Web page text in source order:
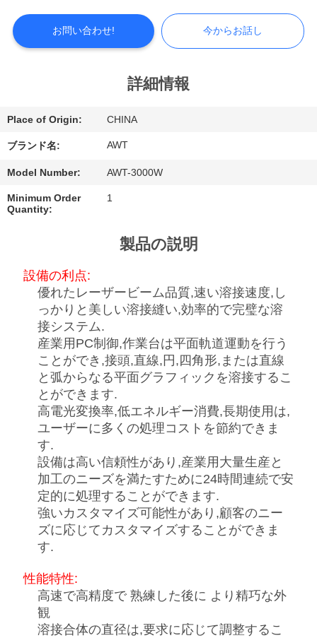
い
て
学
お問い合わせ! 今からお話し
詳細情報
Place of Origin: CHINA
ブランド名: AWT
Model Number: AWT-3000W
Minimum Order
Quantity:
1
製品の説明
設備の利点:
優れたレーザービーム品質,速い溶接速度,し
っかりと美しい溶接縫い,効率的で完璧な溶
接システム.
産業用PC制御,作業台は平面軌道運動を行う
ことができ,接頭,直線,円,四角形,または直線
と弧からなる平面グラフィックを溶接するこ
とができます.
高電光変換率,低エネルギー消費,長期使用は,
ユーザーに多くの処理コストを節約できま
す.
設備は高い信頼性があり,産業用大量生産と
加工のニーズを満たすために24時間連続で安
定的に処理することができます.
強いカスタマイズ可能性があり,顧客のニー
ズに応じてカスタマイズすることができま
す.
性能特性:
高速で高精度で 熟練した後に より精巧な外
観
溶接合体の直径は,要求に応じて調整するこ